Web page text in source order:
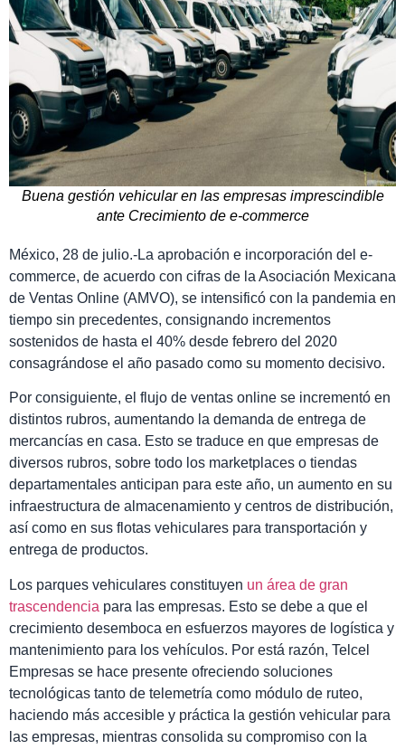
Buena gestión vehicular en las empresas imprescindible
ante Crecimiento de e-commerce
México, 28 de julio.-La aprobación e incorporación del e-
commerce, de acuerdo con cifras de la Asociación Mexicana
de Ventas Online (AMVO), se intensificó con la pandemia en
tiempo sin precedentes, consignando incrementos
sostenidos de hasta el 40% desde febrero del 2020
consagrándose el año pasado como su momento decisivo.
Por consiguiente, el flujo de ventas online se incrementó en
distintos rubros, aumentando la demanda de entrega de
mercancías en casa. Esto se traduce en que empresas de
diversos rubros, sobre todo los marketplaces o tiendas
departamentales anticipan para este año, un aumento en su
infraestructura de almacenamiento y centros de distribución,
así como en sus flotas vehiculares para transportación y
entrega de productos.
Los parques vehiculares constituyen un área de gran
trascendencia para las empresas. Esto se debe a que el
crecimiento desemboca en esfuerzos mayores de logística y
mantenimiento para los vehículos. Por está razón, Telcel
Empresas se hace presente ofreciendo soluciones
tecnológicas tanto de telemetría como módulo de ruteo,
haciendo más accesible y práctica la gestión vehicular para
las empresas, mientras consolida su compromiso con la